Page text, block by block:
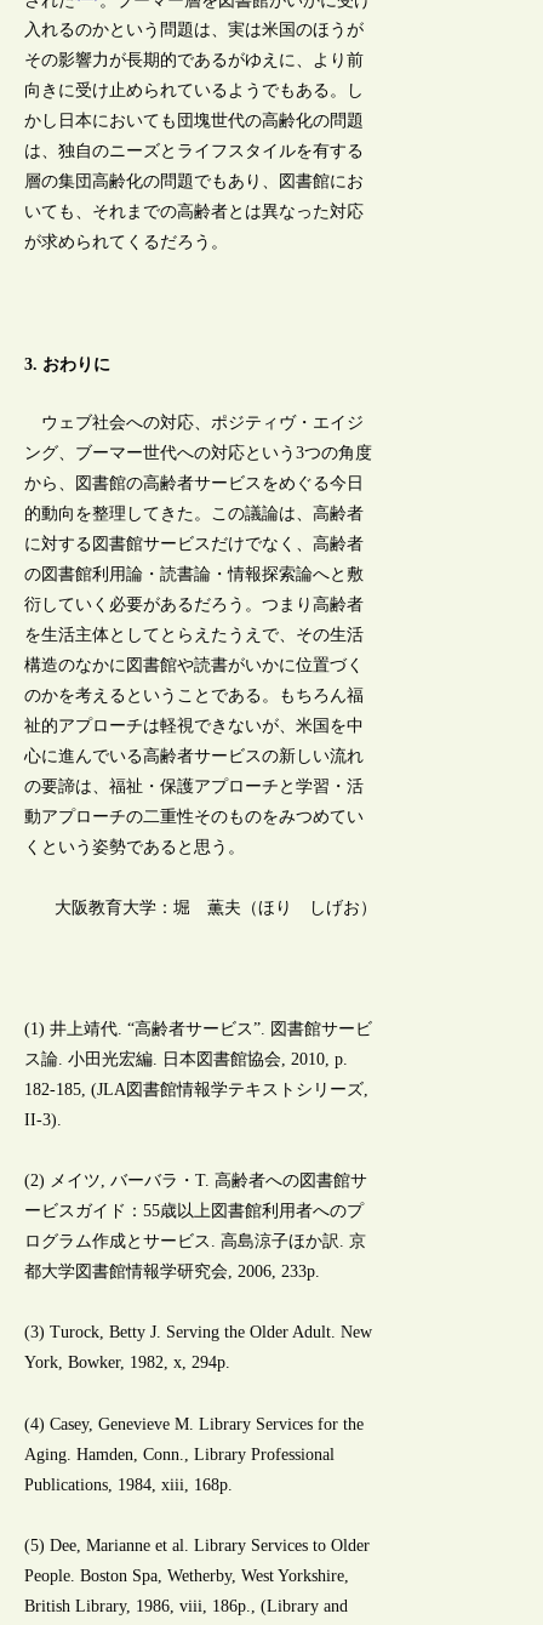
入れるのかという問題は、実は米国のほうが
その影響力が長期的であるがゆえに、より前
向きに受け止められているようでもある。し
かし日本においても団塊世代の高齢化の問題
は、独自のニーズとライフスタイルを有する
層の集団高齢化の問題でもあり、図書館にお
いても、それまでの高齢者とは異なった対応
が求められてくるだろう。
3. おわりに
ウェブ社会への対応、ポジティヴ・エイジ
ング、ブーマー世代への対応という3つの角度
から、図書館の高齢者サービスをめぐる今日
的動向を整理してきた。この議論は、高齢者
に対する図書館サービスだけでなく、高齢者
の図書館利用論・読書論・情報探索論へと敷
衍していく必要があるだろう。つまり高齢者
を生活主体としてとらえたうえで、その生活
構造のなかに図書館や読書がいかに位置づく
のかを考えるということである。もちろん福
祉的アプローチは軽視できないが、米国を中
心に進んでいる高齢者サービスの新しい流れ
の要諦は、福祉・保護アプローチと学習・活
動アプローチの二重性そのものをみつめてい
くという姿勢であると思う。
大阪教育大学：堀 薫夫（ほり しげお）
(1) 井上靖代. “高齢者サービス”. 図書館サービ
ス論. 小田光宏編. 日本図書館協会, 2010, p.
182-185, (JLA図書館情報学テキストシリーズ,
II-3).
(2) メイツ, バーバラ・T. 高齢者への図書館サ
ービスガイド：55歳以上図書館利用者へのプ
ログラム作成とサービス. 高島涼子ほか訳. 京
都大学図書館情報学研究会, 2006, 233p.
(3) Turock, Betty J. Serving the Older Adult. New
York, Bowker, 1982, x, 294p.
(4) Casey, Genevieve M. Library Services for the
Aging. Hamden, Conn., Library Professional
Publications, 1984, xiii, 168p.
(5) Dee, Marianne et al. Library Services to Older
People. Boston Spa, Wetherby, West Yorkshire,
British Library, 1986, viii, 186p., (Library and